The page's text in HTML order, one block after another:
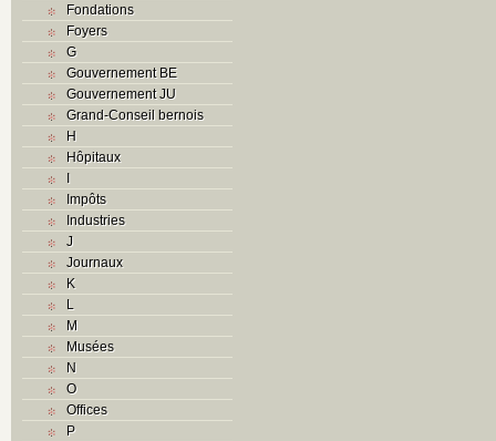
Fondations
Foyers
G
Gouvernement BE
Gouvernement JU
Grand-Conseil bernois
H
Hôpitaux
I
Impôts
Industries
J
Journaux
K
L
M
Musées
N
O
Offices
P